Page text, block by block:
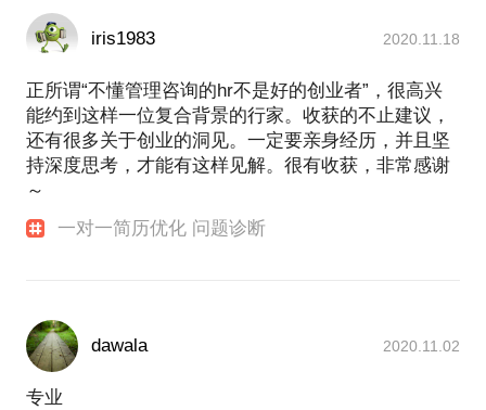
iris1983 2020.11.18
正所谓“不懂管理咨询的hr不是好的创业者”，很高兴
能约到这样一位复合背景的行家。收获的不止建议，
还有很多关于创业的洞见。一定要亲身经历，并且坚
持深度思考，才能有这样见解。很有收获，非常感谢
～
一对一简历优化 问题诊断
dawala 2020.11.02
专业